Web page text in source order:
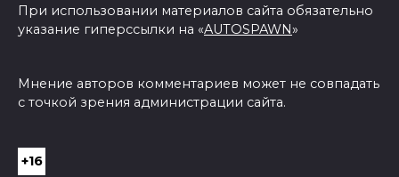
При использовании материалов сайта обязательно
указание гиперссылки на «AUTOSPAWN»
Мнение авторов комментариев может не совпадать
с точкой зрения администрации сайта.
+16